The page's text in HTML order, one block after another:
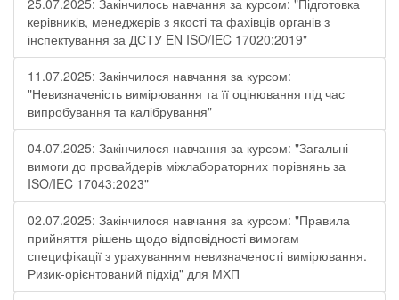
25.07.2025: Закінчилось навчання за курсом: "Підготовка
керівників, менеджерів з якості та фахівців органів з
інспектування за ДСТУ EN ISO/IEC 17020:2019"
11.07.2025: Закінчилося навчання за курсом:
"Невизначеність вимірювання та її оцінювання під час
випробування та калібрування"
04.07.2025: Закінчилося навчання за курсом: "Загальні
вимоги до провайдерів міжлабораторних порівнянь за
ISO/IEC 17043:2023"
02.07.2025: Закінчилося навчання за курсом: "Правила
прийняття рішень щодо відповідності вимогам
специфікації з урахуванням невизначеності вимірювання.
Ризик-орієнтований підхід" для МХП